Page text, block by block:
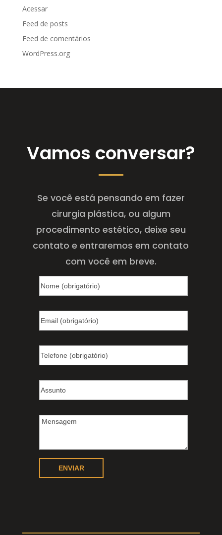
Acessar
Feed de posts
Feed de comentários
WordPress.org
Vamos conversar?
Se você está pensando em fazer
cirurgia plástica, ou algum
procedimento estético, deixe seu
contato e entraremos em contato
com você em breve.